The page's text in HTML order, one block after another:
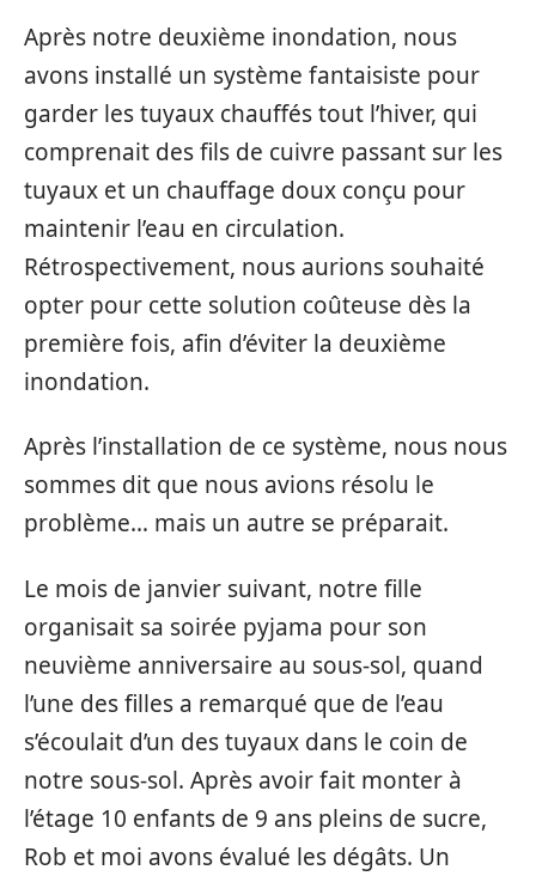
Après notre deuxième inondation, nous
avons installé un système fantaisiste pour
garder les tuyaux chauffés tout l’hiver, qui
comprenait des fils de cuivre passant sur les
tuyaux et un chauffage doux conçu pour
maintenir l’eau en circulation.
Rétrospectivement, nous aurions souhaité
opter pour cette solution coûteuse dès la
première fois, afin d’éviter la deuxième
inondation.
Après l’installation de ce système, nous nous
sommes dit que nous avions résolu le
problème… mais un autre se préparait.
Le mois de janvier suivant, notre fille
organisait sa soirée pyjama pour son
neuvième anniversaire au sous-sol, quand
l’une des filles a remarqué que de l’eau
s’écoulait d’un des tuyaux dans le coin de
notre sous-sol. Après avoir fait monter à
l’étage 10 enfants de 9 ans pleins de sucre,
Rob et moi avons évalué les dégâts. Un